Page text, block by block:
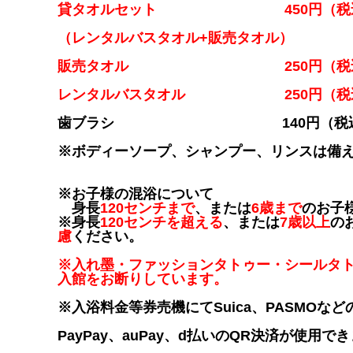
貸タオルセット 450円（税
（レンタルバスタオル+販売タオル）
販売タオル 250円（税
レンタルバスタオル 250円（税
歯ブラシ 140円（税込
※ボディーソープ、シャンプー、リ
※お子様の混浴について
身長120センチまで、または6歳までのお子
※身長120センチを超える、または7歳以上の
慮 ください。
※入れ墨・ファッションタトゥー・シールタ
入館をお断りしています。
※入浴料金等券売機にてSuica、PASMOなど
PayPay、auPay、d払いのQR決済が使用でき